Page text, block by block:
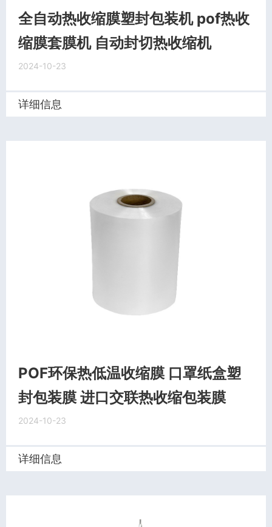
全自动热收缩膜塑封包装机 pof热收
缩膜套膜机 自动封切热收缩机
2024-10-23
详细信息
POF环保热低温收缩膜 口罩纸盒塑
封包装膜 进口交联热收缩包装膜
2024-10-23
详细信息